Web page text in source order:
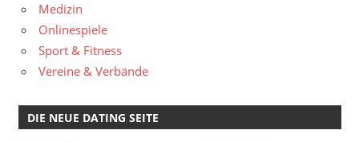
Medizin
Onlinespiele
Sport & Fitness
Vereine & Verbände
DIE NEUE DATING SEITE